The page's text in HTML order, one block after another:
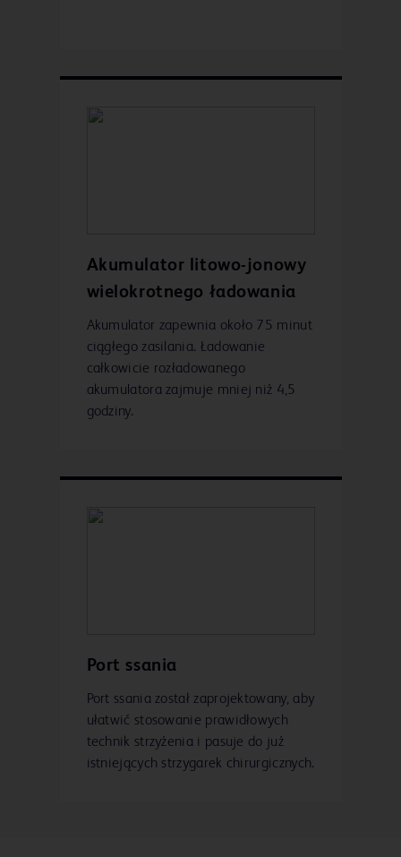
Akumulator litowo-jonowy
wielokrotnego ładowania
Akumulator zapewnia około 75 minut
ciągłego zasilania. Ładowanie
całkowicie rozładowanego
akumulatora zajmuje mniej niż 4,5
godziny.
Port ssania
Port ssania został zaprojektowany, aby
ułatwić stosowanie prawidłowych
technik strzyżenia i pasuje do już
istniejących strzygarek chirurgicznych.